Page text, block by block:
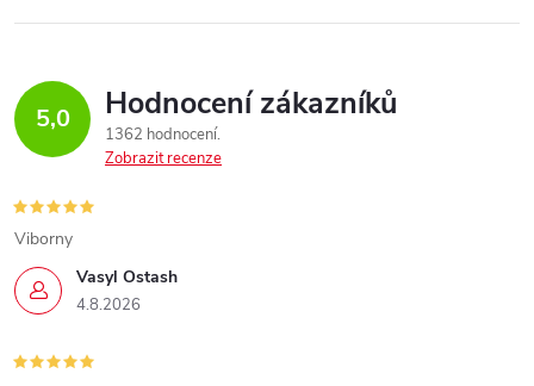
5,0 Hodnocení zákazníků
1362 hodnocení
Zobrazit recenze
Vasyl Ostash
4.8.2026
Viborny